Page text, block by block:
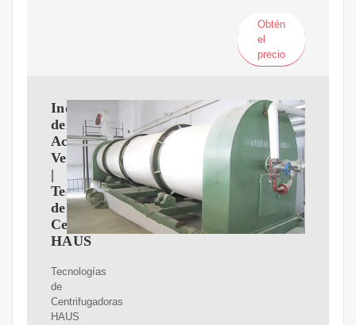
Obtén
el
precio
Industria
del
Aceite
Vegetal
|
Tecnologías
de
Centrífuga
HAUS
Tecnologías
de
Centrifugadoras
HAUS